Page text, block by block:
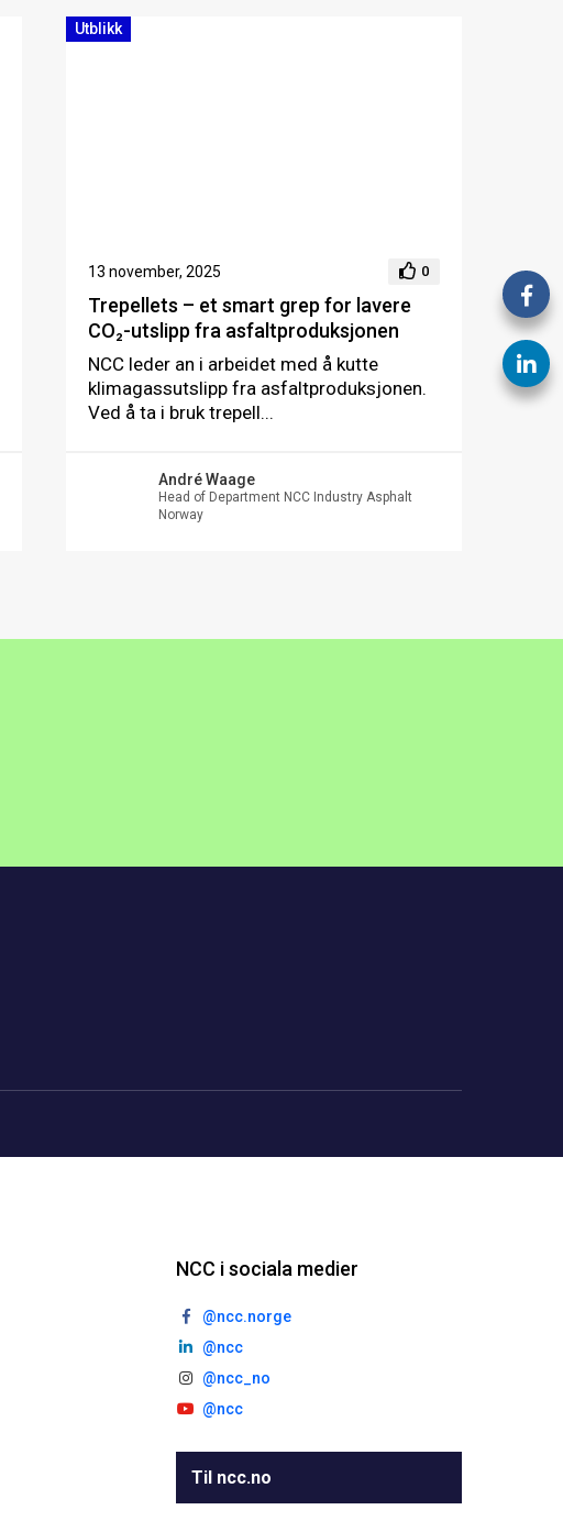
13 november, 2025 0
Utblikk
Trepellets – et smart grep for lavere
CO₂-utslipp fra asfaltproduksjonen
NCC leder an i arbeidet med å kutte
klimagassutslipp fra asfaltproduksjonen.
Ved å ta i bruk trepell...
André Waage
Head of Department NCC Industry Asphalt
Norway
NCC i sociala medier
@ncc.norge
@ncc
@ncc_no
@ncc
Til ncc.no